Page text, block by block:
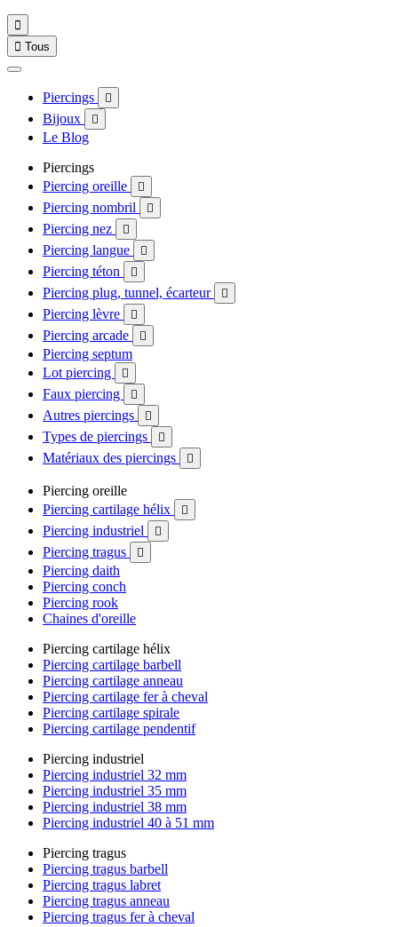

 Tous
Piercings 
Bijoux 
Le Blog
Piercings
Piercing oreille

Piercing nombril 
Piercing nez 
Piercing langue 
Piercing téton 
Piercing plug, tunnel, écarteur 
Piercing lèvre 
Piercing arcade 
Piercing septum
Lot piercing

Faux piercing 
Autres piercings 
Types de piercings 
Matériaux des piercings 
Piercing oreille
Piercing cartilage hélix

Piercing industriel 
Piercing tragus 
Piercing daith
Piercing conch
Piercing rook
Chaines d'oreille
Piercing cartilage hélix
Piercing cartilage barbell
Piercing cartilage anneau
Piercing cartilage fer à cheval
Piercing cartilage spirale
Piercing cartilage pendentif
Piercing industriel
Piercing industriel 32 mm
Piercing industriel 35 mm
Piercing industriel 38 mm
Piercing industriel 40 à 51 mm
Piercing tragus
Piercing tragus barbell
Piercing tragus labret
Piercing tragus anneau
Piercing tragus fer à cheval